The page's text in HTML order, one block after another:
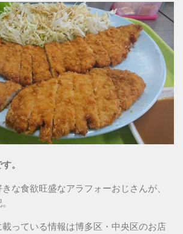
。
な食欲旺盛なアラフォーおじさんが、
っている情報は博多区・中央区のお店